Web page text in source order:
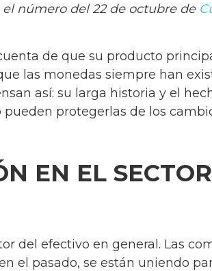
número del 22 de octubre de
de que su producto
las monedas siempre han
así: su larga historia y el
protegerlas de los
EN EL
del efectivo en general. Las
el pasado, se están uniendo